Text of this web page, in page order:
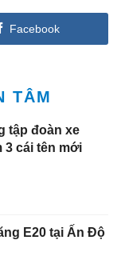
Facebook
TÂM
tập đoàn xe
3 cái tên mới
E20 tại Ấn Độ